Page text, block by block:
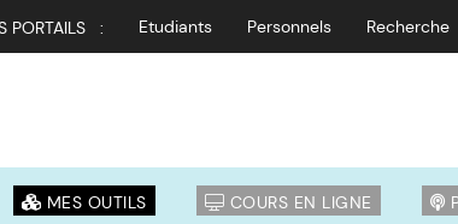
PORTAILS : Etudiants Personnels Recherche
MES OUTILS COURS EN LIGNE